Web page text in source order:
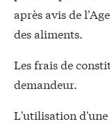
après avis de
des aliments.
Les frais de
demandeur.
L'utilisation d'une